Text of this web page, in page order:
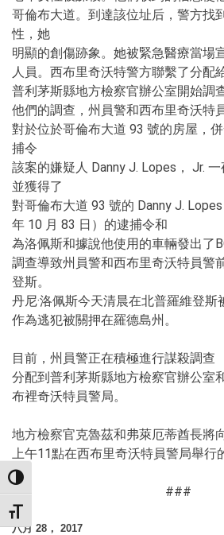
TOGGLE HIGH CONTRAST
TOGGLE FONT SIZE
哥倫布大道。到達該位址后，警方找
性，她
明顯的創傷跡象。她被緊急醫療當場
人員。西布里奇沃特警方聯繫了分配
普利茅斯縣地方檢察官辦公室開始調
他們的調查，州員警和西布里奇沃特
對於位於哥倫布大道 93 號的房屋，
捕令
該案的嫌疑人 Danny J. Lopes， Jr.
並獲得了
對哥倫布大道 93 號的 Danny J.
年 10 月 83 日）的逮捕令和
為洛佩斯和據說他使用的車輛發出了
調查導致州員警和西布里奇沃特員警
登斯。
丹尼·洛佩斯今天清晨在北普羅維登斯
作為逃犯被關押在羅德島州。
目前，州員警正在積極進行謀殺調查
分配到普利茅斯縣地方檢察官辦公室
布裡奇沃特員警局。
地方檢察官克魯茲和弗萊厄蒂酋長將
上午11點在西布里奇沃特員警局舉行
###
八月 28， 2017